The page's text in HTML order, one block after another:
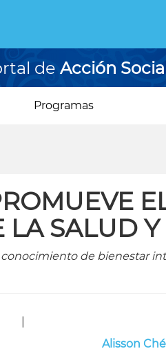
de Acción Social
Programas
LA SALUD
de bienestar
Alisson